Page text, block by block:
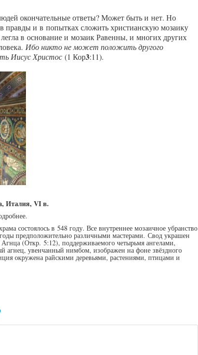
окончательные ответы? Может быть и нет. Но
правды и в попытках сложить христианскую мозаику
легла в основание и мозаик Равенны, и многих других
Ибо никто не может положить другого
Иисус Христос (1 Кор3:11).
Италия, VI в.
состоялось в 548 году. Все внутреннее мозаичное убранство
предположительно различными мастерами. Свод украшен
(Откр. 5:12), поддерживаемого четырьмя ангелами,
агнец, увенчанный нимбом, изображен на фоне звёздного
окружена райскими деревьями, растениями, птицами и